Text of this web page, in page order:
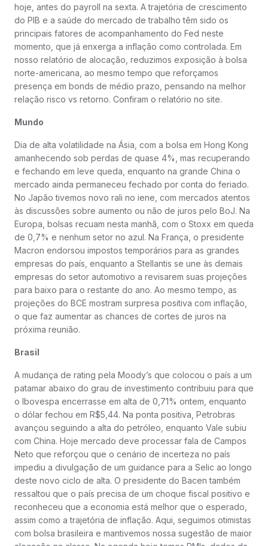
hoje, antes do payroll na sexta. A trajetória de crescimento
do PIB e a saúde do mercado de trabalho têm sido os
principais fatores de acompanhamento do Fed neste
momento, que já enxerga a inflação como controlada. Em
nosso relatório de alocação, reduzimos exposição à bolsa
norte-americana, ao mesmo tempo que reforçamos
presença em bonds de médio prazo, pensando na melhor
relação risco vs retorno. Confiram o relatório no site.
Mundo
Dia de alta volatilidade na Ásia, com a bolsa em Hong Kong
amanhecendo sob perdas de quase 4%, mas recuperando
e fechando em leve queda, enquanto na grande China o
mercado ainda permaneceu fechado por conta do feriado.
No Japão tivemos novo rali no iene, com mercados atentos
às discussões sobre aumento ou não de juros pelo BoJ. Na
Europa, bolsas recuam nesta manhã, com o Stoxx em queda
de 0,7% e nenhum setor no azul. Na França, o presidente
Macron endorsou impostos temporários para as grandes
empresas do país, enquanto a Stellantis se une às demais
empresas do setor automotivo a revisarem suas projeções
para baixo para o restante do ano. Ao mesmo tempo, as
projeções do BCE mostram surpresa positiva com inflação,
o que faz aumentar as chances de cortes de juros na
próxima reunião.
Brasil
A mudança de rating pela Moody’s que colocou o país a um
patamar abaixo do grau de investimento contribuiu para que
o Ibovespa encerrasse em alta de 0,71% ontem, enquanto
o dólar fechou em R$5,44. Na ponta positiva, Petrobras
avançou seguindo a alta do petróleo, enquanto Vale subiu
com China. Hoje mercado deve processar fala de Campos
Neto que reforçou que o cenário de incerteza no país
impediu a divulgação de um guidance para a Selic ao longo
deste novo ciclo de alta. O presidente do Bacen também
ressaltou que o país precisa de um choque fiscal positivo e
reconheceu que a economia está melhor que o esperado,
assim como a trajetória de inflação. Aqui, seguimos otimistas
com bolsa brasileira e mantivemos nossa sugestão de maior